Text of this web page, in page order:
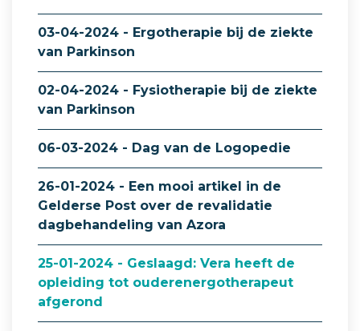
03-04-2024 - Ergotherapie bij de ziekte
van Parkinson
02-04-2024 - Fysiotherapie bij de ziekte
van Parkinson
06-03-2024 - Dag van de Logopedie
26-01-2024 - Een mooi artikel in de
Gelderse Post over de revalidatie
dagbehandeling van Azora
25-01-2024 - Geslaagd: Vera heeft de
opleiding tot ouderenergotherapeut
afgerond